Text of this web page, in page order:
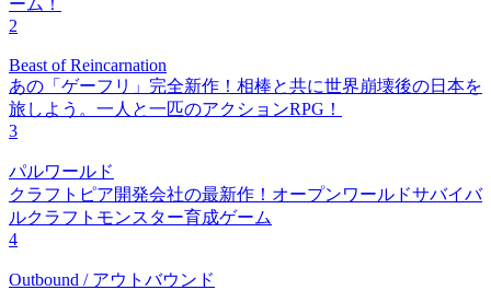
2
Beast of Reincarnation
あの「ゲーフリ」完全新作！相棒と共に世界崩壊後の日本を
旅しよう。一人と一匹のアクションRPG！
3
パルワールド
クラフトピア開発会社の最新作！オープンワールドサバイバ
ルクラフトモンスター育成ゲーム
4
Outbound / アウトバウンド